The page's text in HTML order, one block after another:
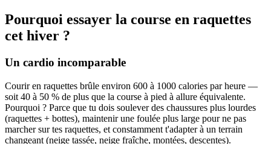
Pourquoi essayer la course en raquettes
cet hiver ?
Un cardio incomparable
Courir en raquettes brûle environ 600 à 1000 calories par heure —
soit 40 à 50 % de plus que la course à pied à allure équivalente.
Pourquoi ? Parce que tu dois soulever des chaussures plus lourdes
(raquettes + bottes), maintenir une foulée plus large pour ne pas
marcher sur tes raquettes, et constamment t'adapter à un terrain
changeant (neige tassée, neige fraîche, montées, descentes).